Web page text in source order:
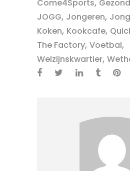
Come4Sports
JOGG, Jongeren,
Koken, Kookcafe,
The Factory, Voetbal,
Welzijnskwartier,